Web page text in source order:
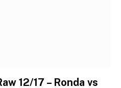
12/17 – Ronda vs